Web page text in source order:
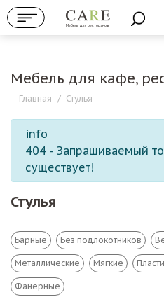
Мебель для ресторанов
Мебель для кафе,
Главная / Стулья
info
404 - Запрашиваемый
существует!
Стулья
Барные Без подлокотников
Металлические Мягкие
Фанерные